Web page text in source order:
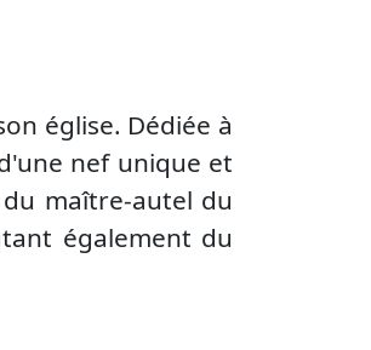
église. Dédiée à
nef unique et
maître-autel du
également du